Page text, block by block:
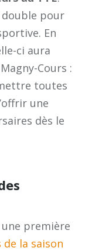
double pour
En
ci aura
Cours :
toutes
une
dès le
première
de la saison